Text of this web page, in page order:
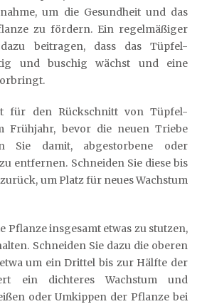
um die Gesundheit und das
zu fördern. Ein regelmäßiger
beitragen, dass das Tüpfel-
und buschig wächst und eine
für den Rückschnitt von Tüpfel-
Frühjahr, bevor die neuen Triebe
Sie damit, abgestorbene oder
entfernen. Schneiden Sie diese bis
um Platz für neues Wachstum
Pflanze insgesamt etwas zu stutzen,
Schneiden Sie dazu die oberen
um ein Drittel bis zur Hälfte der
ein dichteres Wachstum und
oder Umkippen der Pflanze bei